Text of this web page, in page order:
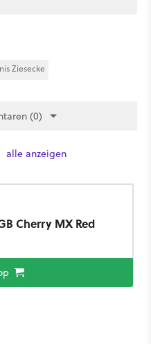
Ziesecke
(0)
alle anzeigen
Cherry MX Red